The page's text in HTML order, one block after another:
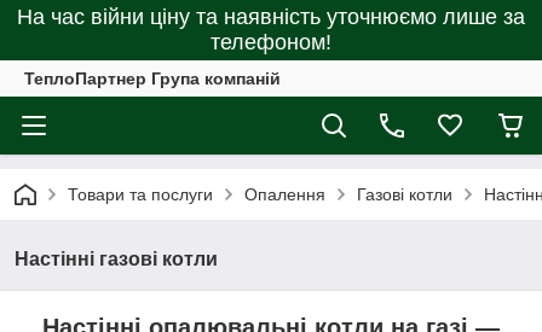
На час війни ціну та наявність уточнюємо лише за
телефоном!
ТеплоПартнер Група компаній
Товари та послуги Опалення Газові котли
Настінні газові котли